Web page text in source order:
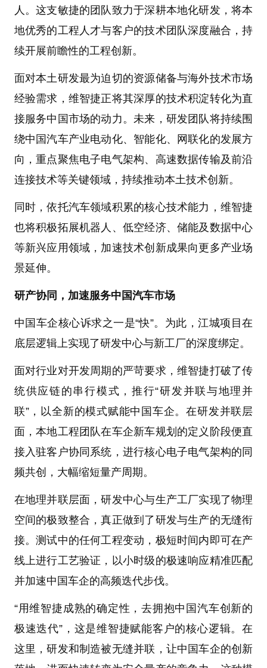
人。这支敏捷的团队致力于深耕本地化研发，将本
地优秀的工程人才与客户的技术团队深度融合，持
续开展前瞻性的工程创新。
面对本土研发最为迫切的资源储备与海外技术市场
经验需求，维智捷正将其深厚的技术积淀转化为直
接服务中国市场的动力。未来，研发团队将持续围
绕中国汽车产业电动化、智能化、网联化的发展方
向，重点聚焦电子电气架构、高速数据传输及前沿
连接技术等关键领域，持续推动本土技术创新。
同时，依托汽车领域积累的核心技术能力，维智捷
也将积极拓展机器人、低空经济、储能及数据中心
等新兴应用领域，加速技术创新成果向更多产业场
景延伸。
研产协同，加速服务中国汽车市场
中国车企核心诉求之一是“快”。为此，江城项目在
底层逻辑上实现了研发中心与新工厂的深度绑定。
面对行业对开发周期的严苛要求，维智捷打破了传
统供应链的串行模式，推行“研发并联与地理并
联”，以全新的模式赋能中国车企。在研发并联层
面，本地工程团队在车企新车规划的定义阶段便直
接入驻客户协同系统，进行核心电子电气架构的同
频共创，大幅缩短量产周期。
在地理并联层面，研发中心与生产工厂实现了物理
空间的极致整合，真正做到了研发与生产的无缝衔
接。测试中的任何工程变动，极短时间内即可在产
线上进行工艺验证，以小时级的极速响应精准匹配
并加速中国车企的高频迭代步伐。
“用维智捷成熟的确定性，去拥抱中国汽车创新的
极速迭代”，这是维智捷赋能客户的核心逻辑。在
这里，研发和制造被无缝并联，让中国车企的创新